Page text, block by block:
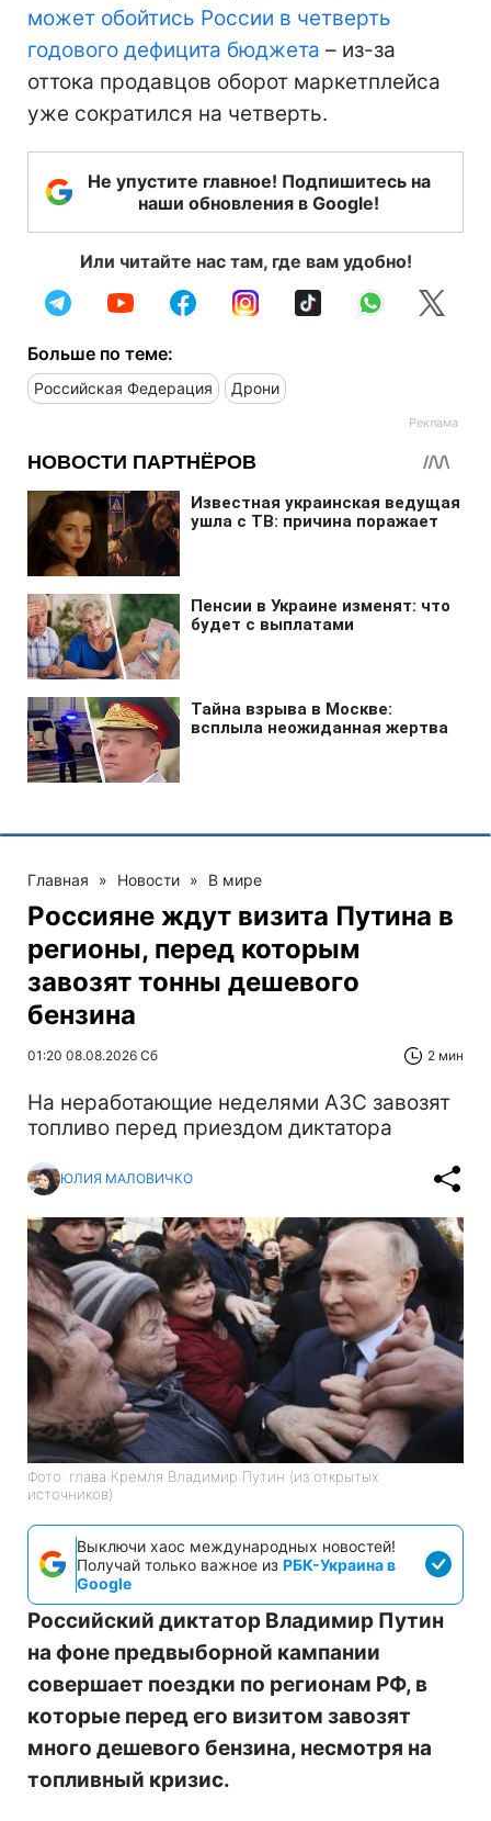
может обойтись России в четверть
годового дефицита бюджета – из-за
оттока продавцов оборот маркетплейса
уже сократился на четверть.
Не упустите главное! Подпишитесь на
наши обновления в Google!
Или читайте нас там, где вам удобно!
Больше по теме:
Российская Федерация Дрони
Главная » Новости » В мире
Россияне ждут визита Путина в
регионы, перед которым
завозят тонны дешевого
бензина
01:20 08.08.2026 Сб 2 мин
На неработающие неделями АЗС завозят
топливо перед приездом диктатора
ЮЛИЯ МАЛОВИЧКО
Фото: глава Кремля Владимир Путин (из открытых
источников)
Выключи хаос международных новостей!
Получай только важное из РБК-Украина в
Google
Российский диктатор Владимир Путин
на фоне предвыборной кампании
совершает поездки по регионам РФ, в
которые перед его визитом завозят
много дешевого бензина, несмотря на
топливный кризис.